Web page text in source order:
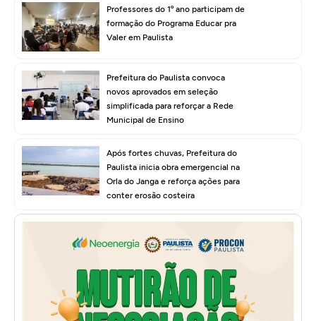
Professores do 1º ano participam de
formação do Programa Educar pra
Valer em Paulista
Prefeitura do Paulista convoca
novos aprovados em seleção
simplificada para reforçar a Rede
Municipal de Ensino
Após fortes chuvas, Prefeitura do
Paulista inicia obra emergencial na
Orla do Janga e reforça ações para
conter erosão costeira